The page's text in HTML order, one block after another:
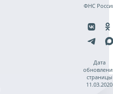
ФНС
Дата
страницы
11.03.2020